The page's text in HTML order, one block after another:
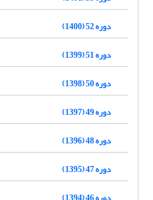
دوره 52 (1400)
دوره 51 (1399)
دوره 50 (1398)
دوره 49 (1397)
دوره 48 (1396)
دوره 47 (1395)